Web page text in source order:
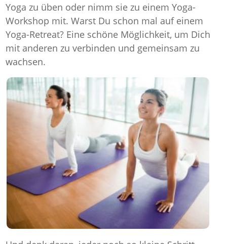
Yoga zu üben oder nimm sie zu einem Yoga-
Workshop mit. Warst Du schon mal auf einem
Yoga-Retreat? Eine schöne Möglichkeit, um Dich
mit anderen zu verbinden und gemeinsam zu
wachsen.